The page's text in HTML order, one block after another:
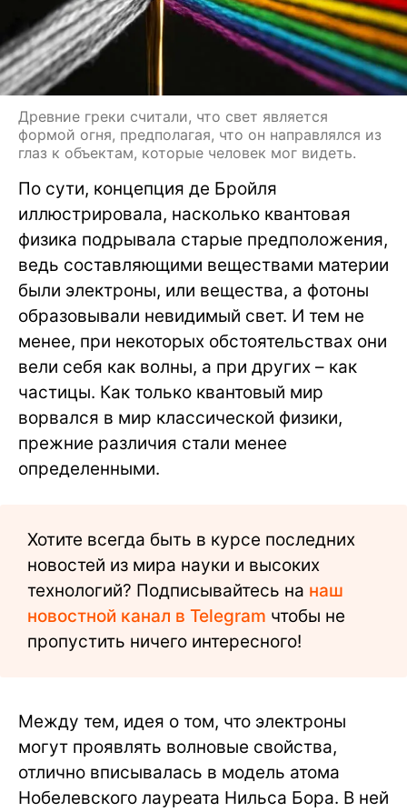
Древние греки считали, что свет является
формой огня, предполагая, что он направлялся из
глаз к объектам, которые человек мог видеть.
По сути, концепция де Бройля
иллюстрировала, насколько квантовая
физика подрывала старые предположения,
ведь составляющими веществами материи
были электроны, или вещества, а фотоны
образовывали невидимый свет. И тем не
менее, при некоторых обстоятельствах они
вели себя как волны, а при других – как
частицы. Как только квантовый мир
ворвался в мир классической физики,
прежние различия стали менее
определенными.
Хотите всегда быть в курсе последних
новостей из мира науки и высоких
технологий? Подписывайтесь на наш
новостной канал в Telegram чтобы не
пропустить ничего интересного!
Между тем, идея о том, что электроны
могут проявлять волновые свойства,
отлично вписывалась в модель атома
Нобелевского лауреата Нильса Бора. В ней